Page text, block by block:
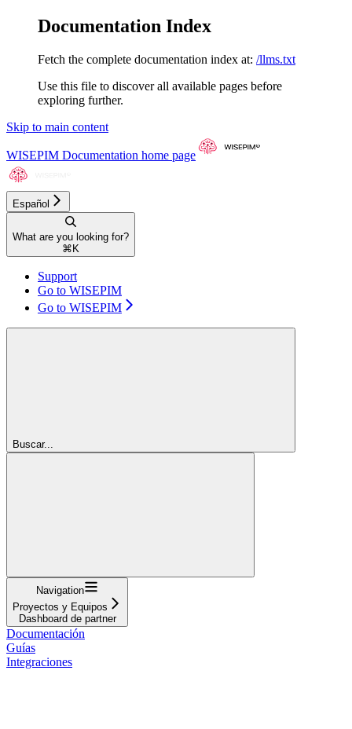
Documentation Index
Fetch the complete documentation index at: /llms.txt
Use this file to discover all available pages before
exploring further.
Skip to main content
WISEPIM Documentation home page
Español
What are you looking for?
⌘ K
Support
Go to WISEPIM
Go to WISEPIM
Buscar...
Navigation
Proyectos y Equipos
Dashboard de partner
Documentación
Guías
Integraciones